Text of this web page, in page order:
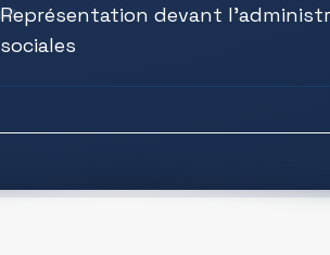
Représentation devant
sociales